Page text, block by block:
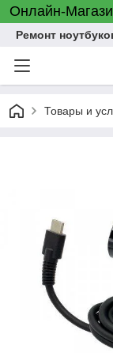
Онлайн-
Ремонт
Товары и